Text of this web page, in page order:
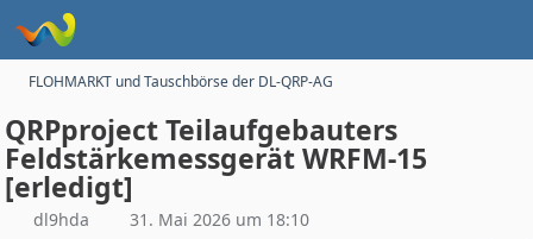
FLOHMARKT und Tauschbörse der DL-QRP-AG
QRPproject Teilaufgebauters
Feldstärkemessgerät WRFM-15
[erledigt]
dl9hda 31. Mai 2026 um 18:10